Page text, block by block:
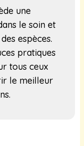
une
le soin et
espèces.
pratiques
tous ceux
le meilleur